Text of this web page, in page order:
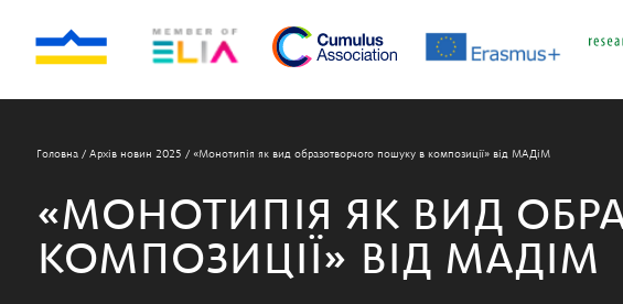
Головна / Архів новин 2025 / «Монотипія як вид образотворчого пошуку в композиції» від МАДіМ
«МОНОТИПІЯ ЯК ВИД
КОМПОЗИЦІЇ» ВІД МАДІМ